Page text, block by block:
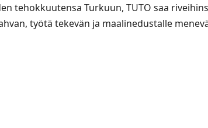
tehokkuutensa Turkuun, TUTO saa
työtä tekevän ja maalinedustalle